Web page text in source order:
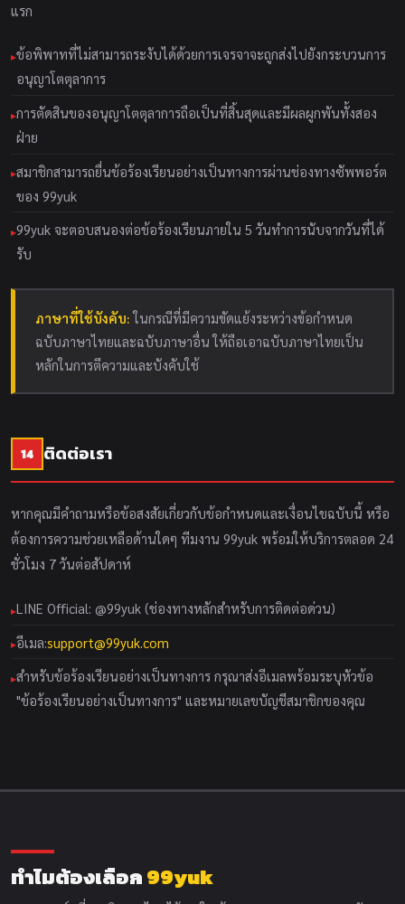
แรก
ข้อพิพาทที่ไม่สามารถระงับได้ด้วยการเจรจาจะถูกส่งไปยังกระบวนการ
อนุญาโตตุลาการ
การตัดสินของอนุญาโตตุลาการถือเป็นที่สิ้นสุดและมีผลผูกพันทั้งสอง
ฝ่าย
สมาชิกสามารถยื่นข้อร้องเรียนอย่างเป็นทางการผ่านช่องทางซัพพอร์ต
ของ 99yuk
99yuk จะตอบสนองต่อข้อร้องเรียนภายใน 5 วันทำการนับจากวันที่ได้
รับ
ภาษาที่ใช้บังคับ: ในกรณีที่มีความขัดแย้งระหว่างข้อกำหนด
ฉบับภาษาไทยและฉบับภาษาอื่น ให้ถือเอาฉบับภาษาไทยเป็น
หลักในการตีความและบังคับใช้
14 ติดต่อเรา
หากคุณมีคำถามหรือข้อสงสัยเกี่ยวกับข้อกำหนดและเงื่อนไขฉบับนี้ หรือ
ต้องการความช่วยเหลือด้านใดๆ ทีมงาน 99yuk พร้อมให้บริการตลอด 24
ชั่วโมง 7 วันต่อสัปดาห์
LINE Official: @99yuk (ช่องทางหลักสำหรับการติดต่อด่วน)
อีเมล:support@99yuk.com
สำหรับข้อร้องเรียนอย่างเป็นทางการ กรุณาส่งอีเมลพร้อมระบุหัวข้อ
"ข้อร้องเรียนอย่างเป็นทางการ" และหมายเลขบัญชีสมาชิกของคุณ
ทำไมต้องเลือก99yuk